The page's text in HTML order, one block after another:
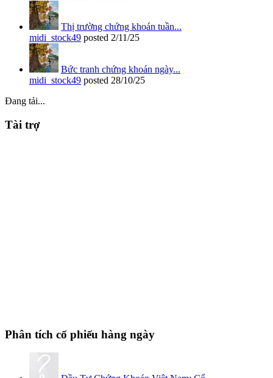
Thị trường chứng khoán tuần...
midi_stock49 posted 2/11/25
Bức tranh chứng khoán ngày...
midi_stock49 posted 28/10/25
Đang tải...
Tài trợ
Phân tích cổ phiếu hàng ngày